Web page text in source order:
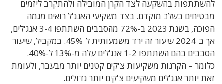
להשתתפות בהשקעה לצד הקרן המובילה ולהתקרב ליזמים
מבטיחים בשלב מוקדם. בצד משקיעי האנג'ל רואים מגמה
הפוכה, בשנת 2023 ב-72% מהסבבים השתתפו 3-4 אנג'לים,
אך ב-2024 שיעור זה ירד משמעותית ל-45%. במקביל, שיעור
הסבבים בהם השתתפו 1-2 אנג'לים עלה מ-13% ל-40%.
כלומר – הקרנות משקיעות צ'קים קטנים יותר מבעבר, ולעומת
זאת יותר אנג'לים משקיעים צ'קים יותר גדולים.